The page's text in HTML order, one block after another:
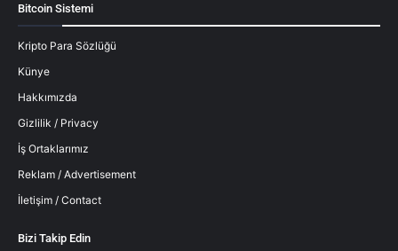
Bitcoin Sistemi
Kripto Para Sözlüğü
Künye
Hakkımızda
Gizlilik / Privacy
İş Ortaklarımız
Reklam / Advertisement
İletişim / Contact
Bizi Takip Edin